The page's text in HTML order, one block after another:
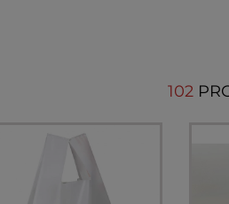
102